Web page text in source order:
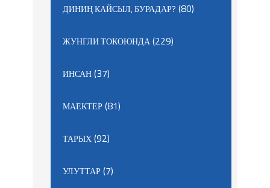
ДИНИҢ КАЙСЫЛ, БУРАДАР? (80)
ЖУНГЛИ ТОКОЮНДА(229)
ИНСАН(37)
МАЕКТЕР(81)
ТАРЫХ(92)
УЛУТТАР(7)